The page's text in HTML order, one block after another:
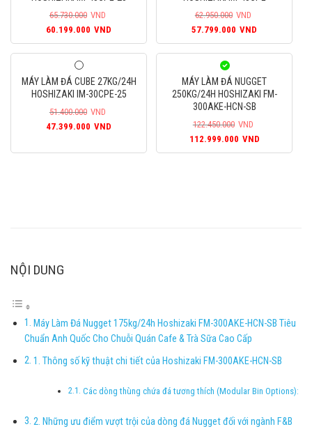
65.730.000 VND
Giá
gốc
65.730.000VND.
60.199.000 VND
hiện
60.199.000VND.
62.950.000 VND
Giá
gốc
62.950.000VND.
57.799.000 VND
hiện
MÁY LÀM ĐÁ CUBE 27KG/24H
HOSHIZAKI IM-30CPE-25
51.400.000 VND
Giá
là:
47.399.000 VND
tại
MÁY LÀM ĐÁ NUGGET
250KG/24H HOSHIZAKI FM-
300AKE-HCN-SB
122.450.000 VND
Giá
gốc
112.999.000 VND
hiện
NỘI DUNG
Máy Làm Đá Nugget 175kg/24h Hoshizaki FM-300AKE-HCN-SB Tiêu
Chuẩn Anh Quốc Cho Chuỗi Quán Cafe & Trà Sữa Cao Cấp
1. Thông số kỹ thuật chi tiết của Hoshizaki FM-300AKE-HCN-SB
Các dòng thùng chứa đá tương thích (Modular Bin Options):
2. Những ưu điểm vượt trội của dòng đá Nugget đối với ngành F&B